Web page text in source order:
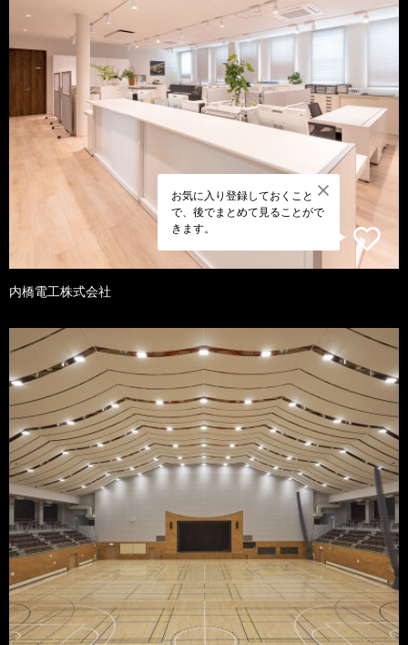
お気に入り登録しておくこと
で、後でまとめて見ることがで
きます。
内橋電工株式会社